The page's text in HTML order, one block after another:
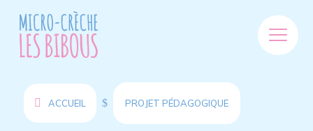
ACCUEIL $ PROJET PÉDAGOGIQUE